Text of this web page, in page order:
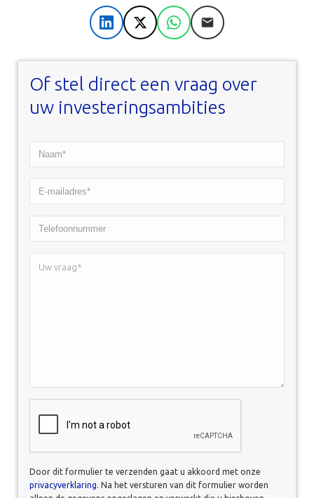
LinkedIn
X WhatsApp
E-mail
Of stel direct een vraag over
uw investeringsambities
Naam*
*
E-
mailadres*
Telefoonnummer
Uw
Door dit formulier te verzenden gaat u akkoord met onze
privacyverklaring. Na het versturen van dit formulier worden